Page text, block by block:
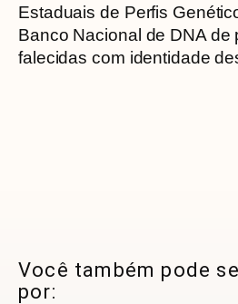
Estaduais de Perfis
Banco Nacional de DNA de
falecidas com identidade
Você também pode
por: